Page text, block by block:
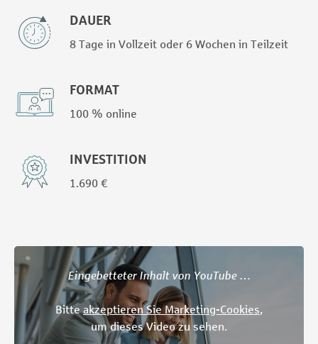
DAUER
8 Tage in Vollzeit oder 6 Wochen in Teilzeit
FORMAT
100 % online
INVESTITION
1.690 €
Eingebetteter Inhalt von YouTube …
Bitteakzeptieren Sie Marketing-Cookies,
um dieses Video zu sehen.